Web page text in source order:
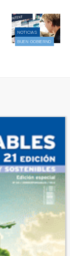
NOTICIAS
BUEN GOBIERNO